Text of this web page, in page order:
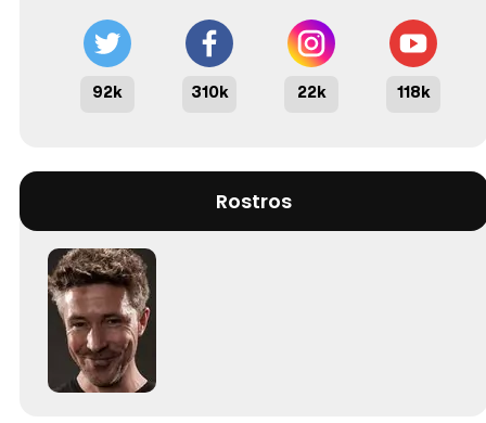
92k 310k 22k 118k
Rostros